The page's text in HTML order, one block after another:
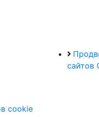
сайтов
cookie